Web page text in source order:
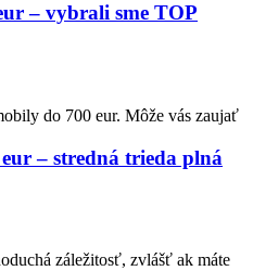
– vybrali sme TOP
do 700 eur. Môže vás zaujať
– stredná trieda plná
záležitosť, zvlášť ak máte